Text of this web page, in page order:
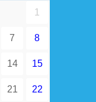
1
7 8
14 15
21 22